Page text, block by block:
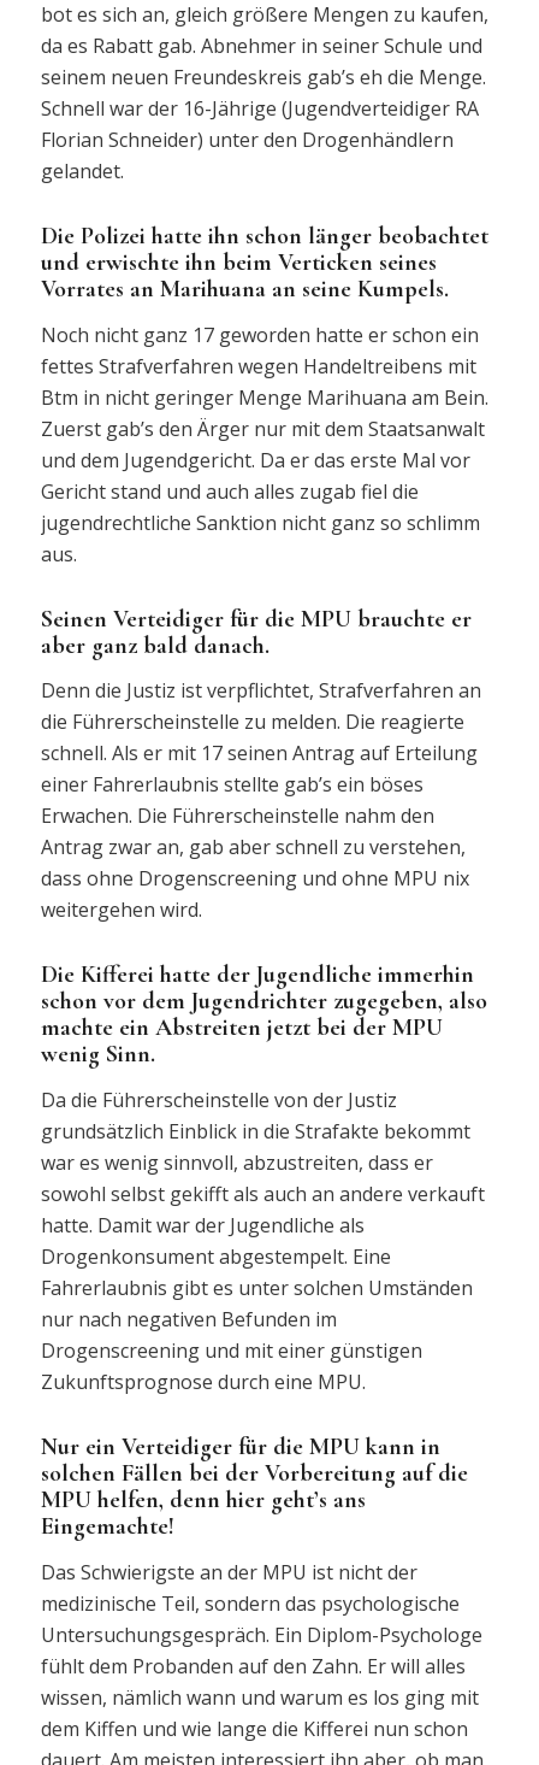
bot es sich an, gleich größere Mengen zu kaufen,
da es Rabatt gab. Abnehmer in seiner Schule und
seinem neuen Freundeskreis gab’s eh die Menge.
Schnell war der 16-Jährige (Jugendverteidiger RA
Florian Schneider) unter den Drogenhändlern
gelandet.
Die Polizei hatte ihn schon länger beobachtet
und erwischte ihn beim Verticken seines
Vorrates an Marihuana an seine Kumpels.
Noch nicht ganz 17 geworden hatte er schon ein
fettes Strafverfahren wegen Handeltreibens mit
Btm in nicht geringer Menge Marihuana am Bein.
Zuerst gab’s den Ärger nur mit dem Staatsanwalt
und dem Jugendgericht. Da er das erste Mal vor
Gericht stand und auch alles zugab fiel die
jugendrechtliche Sanktion nicht ganz so schlimm
aus.
Seinen Verteidiger für die MPU brauchte er
aber ganz bald danach.
Denn die Justiz ist verpflichtet, Strafverfahren an
die Führerscheinstelle zu melden. Die reagierte
schnell. Als er mit 17 seinen Antrag auf Erteilung
einer Fahrerlaubnis stellte gab’s ein böses
Erwachen. Die Führerscheinstelle nahm den
Antrag zwar an, gab aber schnell zu verstehen,
dass ohne Drogenscreening und ohne MPU nix
weitergehen wird.
Die Kifferei hatte der Jugendliche immerhin
schon vor dem Jugendrichter zugegeben, also
machte ein Abstreiten jetzt bei der MPU
wenig Sinn.
Da die Führerscheinstelle von der Justiz
grundsätzlich Einblick in die Strafakte bekommt
war es wenig sinnvoll, abzustreiten, dass er
sowohl selbst gekifft als auch an andere verkauft
hatte. Damit war der Jugendliche als
Drogenkonsument abgestempelt. Eine
Fahrerlaubnis gibt es unter solchen Umständen
nur nach negativen Befunden im
Drogenscreening und mit einer günstigen
Zukunftsprognose durch eine MPU.
Nur ein Verteidiger für die MPU kann in
solchen Fällen bei der Vorbereitung auf die
MPU helfen, denn hier geht’s ans
Eingemachte!
Das Schwierigste an der MPU ist nicht der
medizinische Teil, sondern das psychologische
Untersuchungsgespräch. Ein Diplom-Psychologe
fühlt dem Probanden auf den Zahn. Er will alles
wissen, nämlich wann und warum es los ging mit
dem Kiffen und wie lange die Kifferei nun schon
dauert. Am meisten interessiert ihn aber, ob man